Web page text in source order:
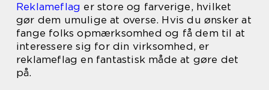
Reklameflag er store og farverige, hvilket
gør dem umulige at overse. Hvis du ønsker at
fange folks opmærksomhed og få dem til at
interessere sig for din virksomhed, er
reklameflag en fantastisk måde at gøre det
på.